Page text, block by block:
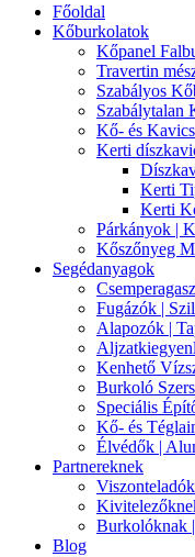
Főoldal
Kőburkolatok
Kőpanel
Travertin
Szabályos
Szabálytalan
Kő- és
Kerti
Kerti
Kerti
Párkányok |
Kőszőnyeg
Segédanyagok
Fugázók |
Alapozók |
Kenhető
Burkoló
Speciális
Kő- és
Élvédők |
Partnereknek
Burkolóknak
Blog